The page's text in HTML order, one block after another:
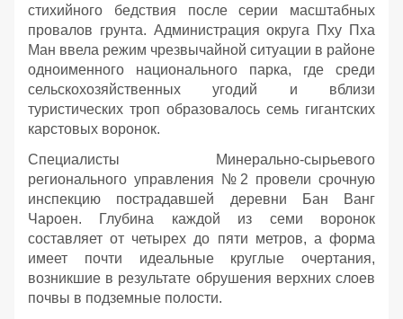
стихийного бедствия после серии масштабных
провалов грунта. Администрация округа Пху Пха
Ман ввела режим чрезвычайной ситуации в районе
одноименного национального парка, где среди
сельскохозяйственных угодий и вблизи
туристических троп образовалось семь гигантских
карстовых воронок.
Специалисты Минерально-сырьевого
регионального управления №2 провели срочную
инспекцию пострадавшей деревни Бан Ванг
Чароен. Глубина каждой из семи воронок
составляет от четырех до пяти метров, а форма
имеет почти идеальные круглые очертания,
возникшие в результате обрушения верхних слоев
почвы в подземные полости.